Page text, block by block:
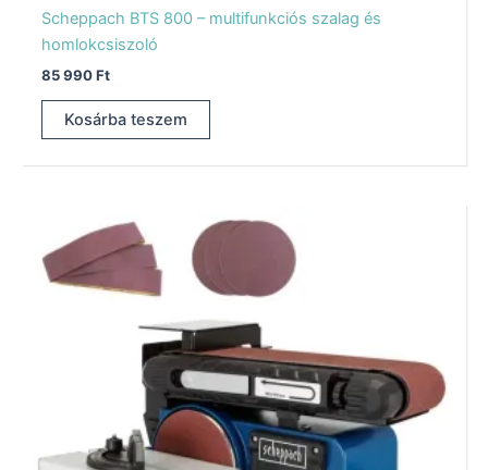
Scheppach BTS 800 – multifunkciós szalag és
homlokcsiszoló
85 990Ft
Kosárba teszem